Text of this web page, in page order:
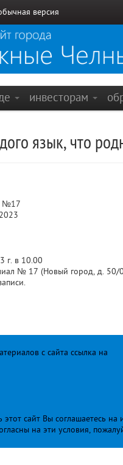
версия
инвесторам
язык, что
№17
г. в 10.00
№ 17 (Новый город, д. 50/
с сайта ссылка на
сайт Вы соглашаетесь
на эти условия,